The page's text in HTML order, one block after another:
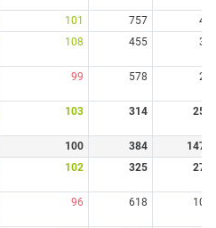
101 757
4
108 455 3
99 578 2
103 314 25
100 384
147
102 325 27
96 618 10